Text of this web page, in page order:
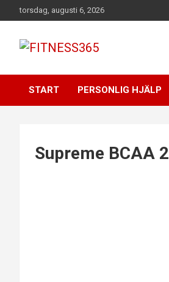
Hoppa
till
torsdag, augusti 6, 2026
FITNESS365
START PERSONLIG HJÄLP
Supreme BCAA